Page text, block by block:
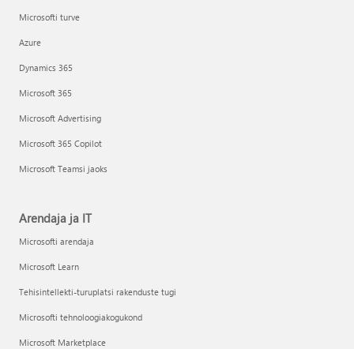
Microsofti turve
Azure
Dynamics 365
Microsoft 365
Microsoft Advertising
Microsoft 365 Copilot
Microsoft Teamsi jaoks
Arendaja ja IT
Microsofti arendaja
Microsoft Learn
Tehisintellekti-turuplatsi rakenduste tugi
Microsofti tehnoloogiakogukond
Microsoft Marketplace